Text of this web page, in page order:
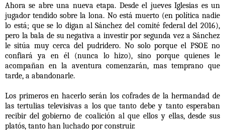
Ahora se abre una nueva etapa. Desde el jueves Iglesias es un
jugador tendido sobre la lona. No está muerto (en política nadie
lo está; que se lo digan al Sánchez del comité federal del 2016),
pero la bala de su negativa a investir por segunda vez a Sánchez
le sitúa muy cerca del pudridero. No solo porque el PSOE no
confiará ya en él (nunca lo hizo), sino porque quienes le
acompañan en la aventura comenzarán, mas temprano que
tarde, a abandonarle.
Los primeros en hacerlo serán los cofrades de la hermandad de
las tertulias televisivas a los que tanto debe y tanto esperaban
recibir del gobierno de coalición al que ellos y ellas, desde sus
platós, tanto han luchado por construir.